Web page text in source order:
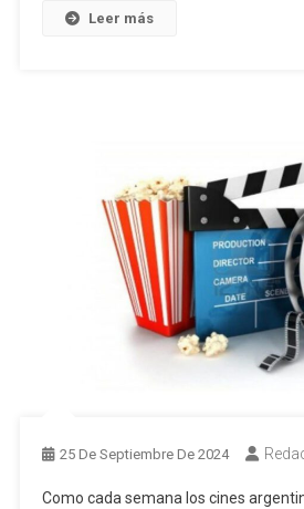
Leer más
25 De Septiembre De 2024
Como cada semana los cines